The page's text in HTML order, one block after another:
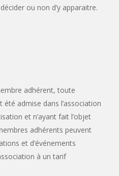
ou non d’y apparaitre.
adhérent, toute
admise dans l’association
et n’ayant fait l’objet
adhérents peuvent
et d’événements
à un tarif